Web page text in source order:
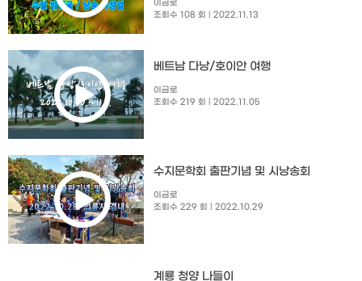
이금로
조회수 108 회
| 2022.11.13
베트남 다낭/호이안 여행
이금로
조회수 219 회
| 2022.11.05
수지문학회 출판기념 및 시낭송회​
이금로
조회수 229 회
| 2022.10.29
계룡 청양 나들이